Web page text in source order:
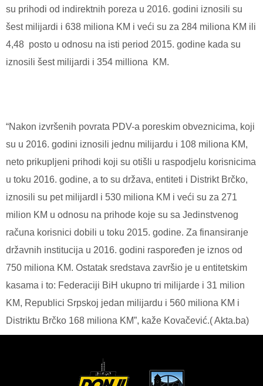
su prihodi od indirektnih poreza u 2016. godini iznosili su
šest milijardi i 638 miliona KM i veći su za 284 miliona KM ili
4,48 posto u odnosu na isti period 2015. godine kada su
iznosili šest milijardi i 354 milliona KM.
“Nakon izvršenih povrata PDV-a poreskim obveznicima, koji
su u 2016. godini iznosili jednu milijardu i 108 miliona KM,
neto prikupljeni prihodi koji su otišli u raspodjelu korisnicima
u toku 2016. godine, a to su država, entiteti i Distrikt Brčko,
iznosili su pet milijardI i 530 miliona KM i veći su za 271
milion KM u odnosu na prihode koje su sa Jedinstvenog
računa korisnici dobili u toku 2015. godine. Za finansiranje
državnih institucija u 2016. godini raspoređen je iznos od
750 miliona KM. Ostatak sredstava završio je u entitetskim
kasama i to: Federaciji BiH ukupno tri milijarde i 31 milion
KM, Republici Srpskoj jedan milijardu i 560 miliona KM i
Distriktu Brčko 168 miliona KM”, kaže Kovačević.( Akta.ba)